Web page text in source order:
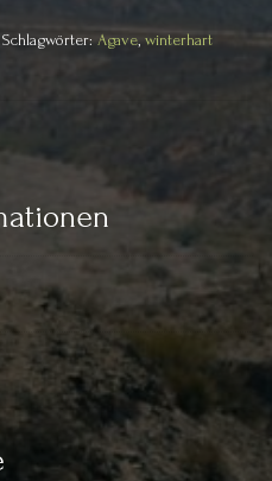
Schlagwörter: Agave, winterhart